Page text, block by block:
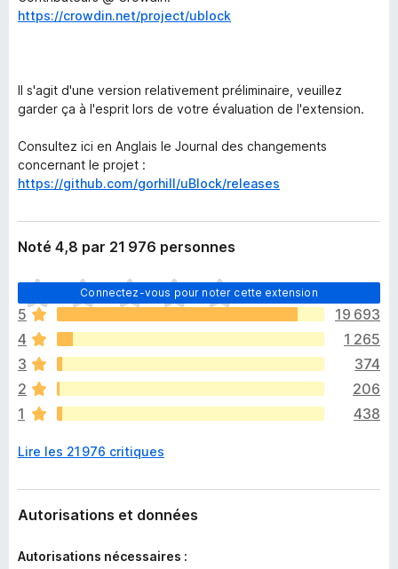
https://crowdin.net/project/ublock
Il s'agit d'une version relativement préliminaire, veuillez
garder ça à l'esprit lors de votre évaluation de l'extension.
Consultez ici en Anglais le Journal des changements
concernant le projet :
https://github.com/gorhill/uBlock/releases
Noté 4,8 par 21 976 personnes
Connectez-vous pour noter cette extension
I
l
n
’
y
a
a
u
u
e
n
t
5
19 693
4
1 265
3
374
2
206
1
438
Lire les 21 976 critiques
Autorisations et données
Autorisations nécessaires :